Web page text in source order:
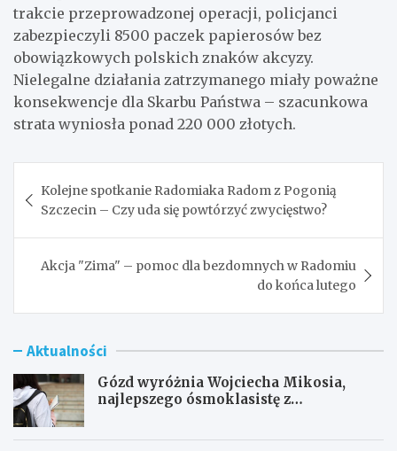
trakcie przeprowadzonej operacji, policjanci
zabezpieczyli 8500 paczek papierosów bez
obowiązkowych polskich znaków akcyzy.
Nielegalne działania zatrzymanego miały poważne
konsekwencje dla Skarbu Państwa – szacunkowa
strata wyniosła ponad 220 000 złotych.
wpisu
Kolejne spotkanie Radomiaka Radom z Pogonią
Szczecin – Czy uda się powtórzyć zwycięstwo?
Akcja "Zima" – pomoc dla bezdomnych w Radomiu
do końca lutego
Aktualności
Gózd wyróżnia Wojciecha Mikosia,
najlepszego ósmoklasistę z